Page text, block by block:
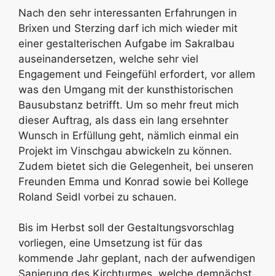
Nach den sehr interessanten Erfahrungen in
Brixen und Sterzing darf ich mich wieder mit
einer gestalterischen Aufgabe im Sakralbau
auseinandersetzen, welche sehr viel
Engagement und Feingefühl erfordert, vor allem
was den Umgang mit der kunsthistorischen
Bausubstanz betrifft. Um so mehr freut mich
dieser Auftrag, als dass ein lang ersehnter
Wunsch in Erfüllung geht, nämlich einmal ein
Projekt im Vinschgau abwickeln zu können.
Zudem bietet sich die Gelegenheit, bei unseren
Freunden Emma und Konrad sowie bei Kollege
Roland Seidl vorbei zu schauen.
Bis im Herbst soll der Gestaltungsvorschlag
vorliegen, eine Umsetzung ist für das
kommende Jahr geplant, nach der aufwendigen